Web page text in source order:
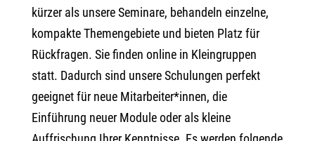
kürzer als unsere Seminare, behandeln einzelne,
kompakte Themengebiete und bieten Platz für
Rückfragen. Sie finden online in Kleingruppen
statt. Dadurch sind unsere Schulungen perfekt
geeignet für neue Mitarbeiter*innen, die
Einführung neuer Module oder als kleine